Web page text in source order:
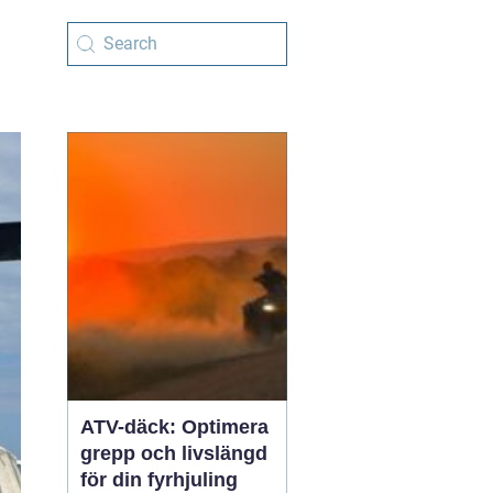
ATV-däck: Optimera
grepp och livslängd
för din fyrhjuling